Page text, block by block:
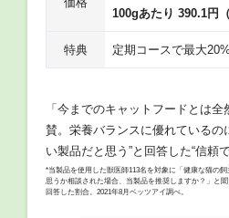
100gあたり 390.1円（
特典 定期コースで最大
「今までのキャットフードとは
賛。栄養バランスに優れているの
い製品だと思う”と回答した“信頼
*当製品を使用した獣医師113名を対象に「健康な猫の
思うか相談された場合、当製品を推奨しますか？」と
回答した割合。2021年8月ベッツアイ調べ。